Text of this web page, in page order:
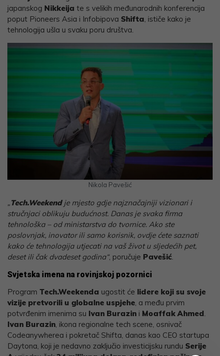
japanskog Nikkeija te s velikih međunarodnih konferencija
poput Pioneers Asia i Infobipova Shifta , ističe kako je
tehnologija ušla u svaku poru društva.
Nikola Pavešić
„Tech.Weekendje mjesto gdje najznačajniji vizionari i
stručnjaci oblikuju budućnost. Danas je svaka firma
tehnološka – od ministarstva do tvornice. Ako ste
poslovnjak, inovator ili samo korisnik, ovdje ćete saznati
kako će tehnologija utjecati na vaš život u sljedećih pet,
deset ili čak dvadeset godina“, poručuje Pavešić
Svjetska imena na rovinjskoj pozornici
Program Tech.Weekenda ugostit će lidere koji su svoje
vizije pretvorili u globalne uspjehe , a među prvim
potvrđenim imenima su Ivan Burazin i Moaffak Ahmed
Ivan Burazin , ikona regionalne tech scene, osnivač
Codeanywherea i pokretač Shifta, danas kao CEO startupa
Daytona, koji je nedavno zaključio investicijsku rundu Serije